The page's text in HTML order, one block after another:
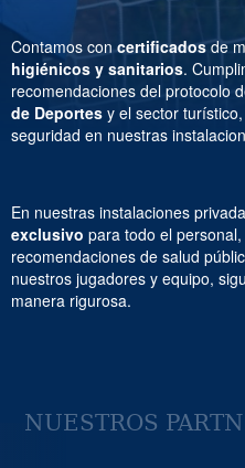
Contamos concertificadosde
higiénicos y sanitarios.
recomendaciones del protocolo
de Deportes y el sector
seguridad en nuestras
En nuestras instalaciones
exclusivo para todo el
recomendaciones de salud
nuestros jugadores y equipo,
manera rigurosa.
NUESTROS